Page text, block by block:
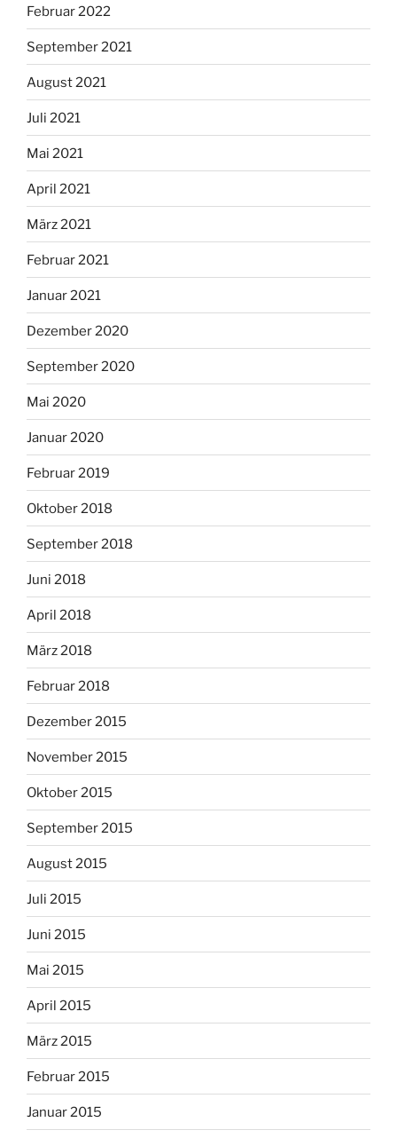
Februar 2022
September 2021
August 2021
Juli 2021
Mai 2021
April 2021
März 2021
Februar 2021
Januar 2021
Dezember 2020
September 2020
Mai 2020
Januar 2020
Februar 2019
Oktober 2018
September 2018
Juni 2018
April 2018
März 2018
Februar 2018
Dezember 2015
November 2015
Oktober 2015
September 2015
August 2015
Juli 2015
Juni 2015
Mai 2015
April 2015
März 2015
Februar 2015
Januar 2015